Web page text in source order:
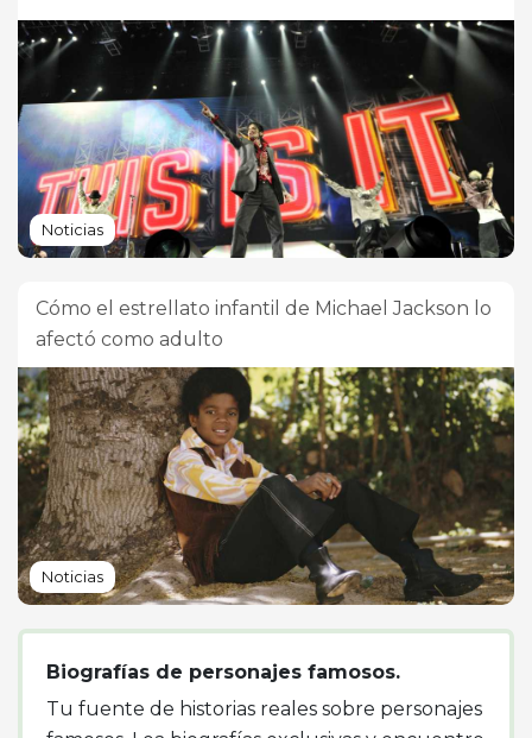
Noticias
Cómo el estrellato infantil de Michael Jackson lo
afectó como adulto
Noticias
Biografías de personajes famosos.
Tu fuente de historias reales sobre personajes